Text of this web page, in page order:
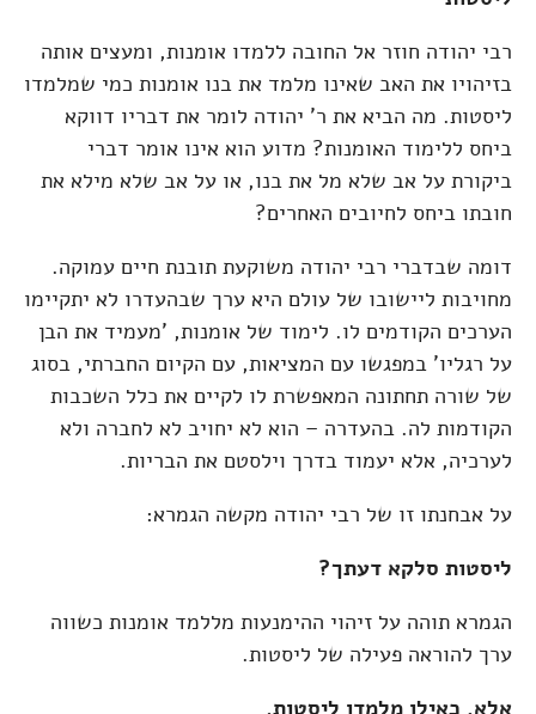
רבי יהודה חוזר אל החובה ללמדו אומנות, ומעצים אותה
בזיהויו את האב שאינו מלמד את בנו אומנות כמי שמלמדו
ליסטות. מה הביא את ר' יהודה לומר את דבריו דווקא
ביחס ללימוד האומנות? מדוע הוא אינו אומר דברי
ביקורת על אב שלא מל את בנו, או על אב שלא מילא את
חובתו ביחס לחיובים האחרים?
דומה שבדברי רבי יהודה משוקעת תובנת חיים עמוקה.
מחויבות ליישובו של עולם היא ערך שבהעדרו לא יתקיימו
הערכים הקודמים לו. לימוד של אומנות, 'מעמיד את הבן
על רגליו' במפגשו עם המציאות, עם הקיום החברתי, בסוג
של שורה תחתונה המאפשרת לו לקיים את כלל השכבות
הקודמות לה. בהעדרה – הוא לא יחויב לא לחברה ולא
לערכיה, אלא יעמוד בדרך וילסטם את הבריות.
על אבחנתו זו של רבי יהודה מקשה הגמרא:
ליסטות סלקא דעתך?
הגמרא תוהה על זיהוי ההימנעות מללמד אומנות כשווה
ערך להוראה פעילה של ליסטות.
אלא, כאילו מלמדו ליסטות.